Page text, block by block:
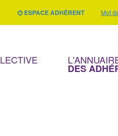
ESPACE ADHÉRENT Mot
DES